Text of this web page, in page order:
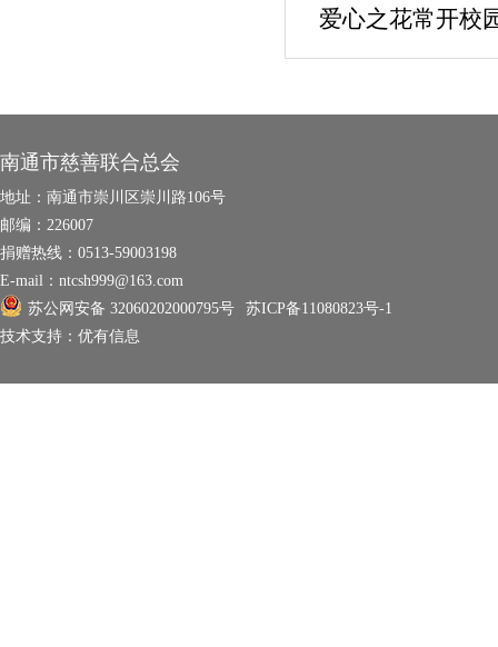
爱心之花常开校
南通市慈善联合总会
地址： 南通市崇川区崇川路106号
邮编： 226007
捐赠热线： 0513-59003198
E-mail： ntcsh999@163.com
苏公网安备 32060202000795号
苏ICP备11080823号-1
技术支持： 优有信息